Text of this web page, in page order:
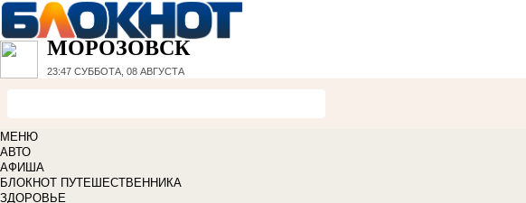
МОРОЗОВСК
23:47 СУББОТА, 08 АВГУСТА
МЕНЮ
АВТО
АФИША
БЛОКНОТ ПУТЕШЕСТВЕННИКА
ЗДОРОВЬЕ